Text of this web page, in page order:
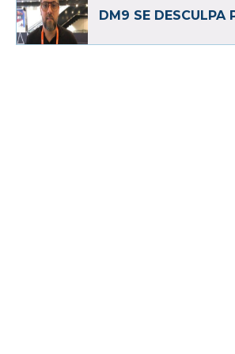
DM9 SE DESCULPA